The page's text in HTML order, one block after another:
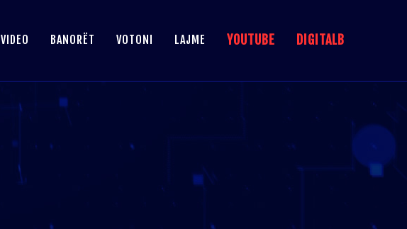
VIDEO BANORËT VOTONI LAJME YOUTUBE DIGITALB